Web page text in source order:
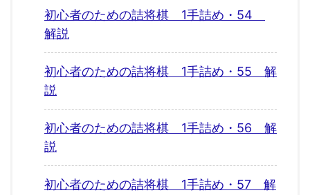
初心者のための詰将棋 1手詰め・54
解説
初心者のための詰将棋 1手詰め・55 解
説
初心者のための詰将棋 1手詰め・56 解
説
初心者のための詰将棋 1手詰め・57 解